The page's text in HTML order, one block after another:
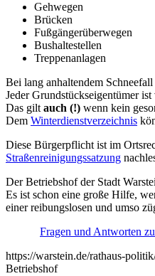
Gehwegen
Brücken
Fußgängerüberwegen
Bushaltestellen
Treppenanlagen
Bei lang anhaltendem
Jeder Grundstückseigentümer
Das gilt auch (!) wenn kein
Dem Winterdienstverzeichnis
Diese Bürgerpflicht ist im
Straßenreinigungssatzung
Der Betriebshof der Stadt
Es ist schon eine große Hilfe,
einer reibungslosen und umso
Fragen und Antworten
https://warstein.de/rathaus-
Betriebshof